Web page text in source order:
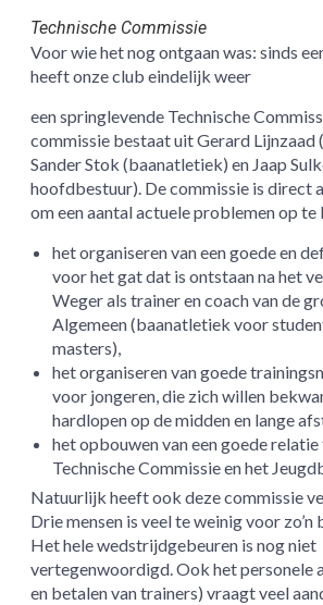
Technische Commissie
Voor wie het nog ontgaan was: sinds
heeft onze club eindelijk weer
een springlevende Technische
commissie bestaat uit Gerard Lijnzaad
Sander Stok (baanatletiek) en Jaap
hoofdbestuur). De commissie is direct
om een aantal actuele problemen op te
het organiseren van een goede en
voor het gat dat is ontstaan na het
Weger als trainer en coach van de
Algemeen (baanatletiek voor
masters),
het organiseren van goede
voor jongeren, die zich willen
hardlopen op de midden en lange
het opbouwen van een goede relatie
Technische Commissie en het
Natuurlijk heeft ook deze commissie
Drie mensen is veel te weinig voor
Het hele wedstrijdgebeuren is nog niet
vertegenwoordigd. Ook het personele
en betalen van trainers) vraagt veel